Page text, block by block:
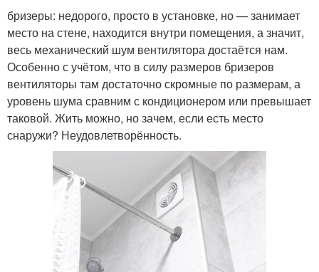
бризеры: недорого, просто в установке, но — занимает
место на стене, находится внутри помещения, а значит,
весь механический шум вентилятора достаётся нам.
Особенно с учётом, что в силу размеров бризеров
вентиляторы там достаточно скромные по размерам, а
уровень шума сравним с кондиционером или превышает
таковой. Жить можно, но зачем, если есть место
снаружи? Неудовлетворённость.